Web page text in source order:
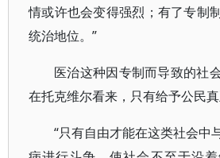
情或许也会变得强烈；有了专制
统治地位。”
医治这种因专制而导致的社
在托克维尔看来，只有给予公民真
“只有自由才能在这类社会中